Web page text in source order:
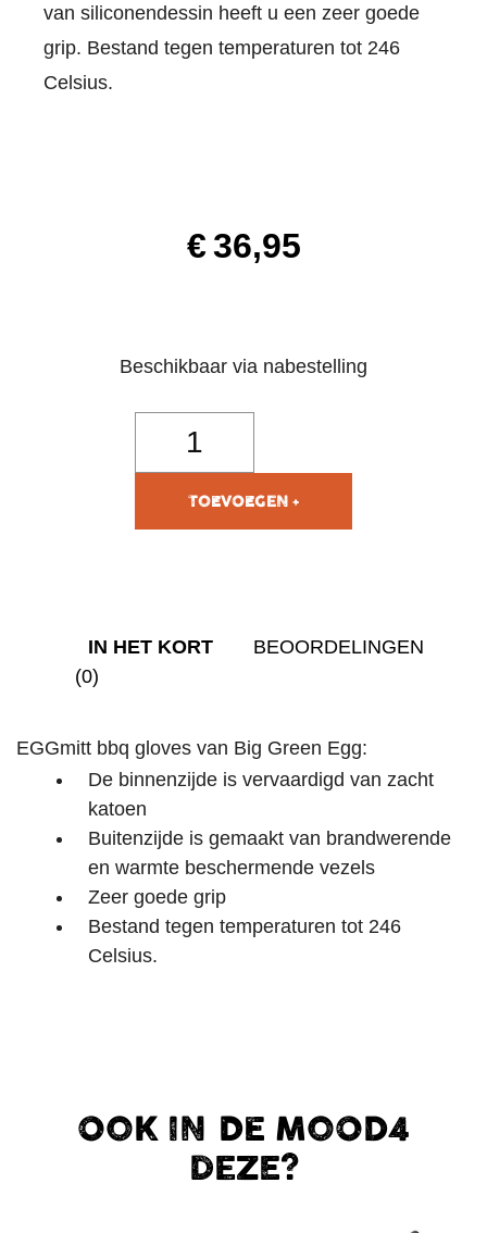
van siliconendessin heeft u een zeer goede
grip. Bestand tegen temperaturen tot 246
Celsius.
€36,95
Beschikbaar via nabestelling
TOEVOEGEN AAN
WINKELWAGEN
IN HET KORT
BEOORDELINGEN
(0)
EGGmitt bbq gloves van Big Green Egg:
De binnenzijde is vervaardigd van zacht
katoen
Buitenzijde is gemaakt van brandwerende
en warmte beschermende vezels
Zeer goede grip
Bestand tegen temperaturen tot 246
Celsius.
OOK IN DE MOOD4
DEZE?